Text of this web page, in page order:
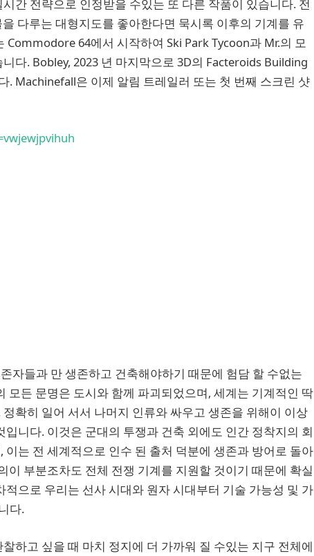
간 전략으로 인정받을 수있는 또 다른 작품이 있습니다. 전
다루는 대형지도를 좋아한다면 묵시록 이후의 기계를 유
Commodore 64에서 시작하여 Ski Park Tycoon과 Mr.의 모
다. Bobley, 2023 년 마지막으로 3D의 Facteroids Building
. Machinefall은 이제 알림 트레일러 또는 첫 번째 스크린 샷
자들과 만 생존하고 건축해야하기 때문에 험담 할 수없는
모든 문명은 도시와 함께 파괴되었으며, 세계는 기계적인 딱
확히 일어 서서 나머지 인류와 싸우고 생존을 위해이 이상
니다. 이것은 군대의 투쟁과 건축 외에도 인간 정착지의 회
는 전 세계적으로 인수 된 출처 덕분에 생존과 방어로 돌아
이 부분조차도 전체 전쟁 기계를 지원할 것이기 때문에 확실
으로 우리는 선사 시대와 원자 시대부터 기술 가능성 및 가
다.
하고 싶을 때 마치 정지에 더 가까워 질 수있는 지구 전체에